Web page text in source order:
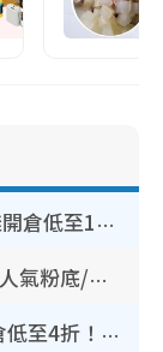
開倉優惠 | 尖沙咀海港城名牌波鞋開倉低至1折！On鞋$899起／Joy&Peace鞋履$98起
CHANEL美妝限時減價低至3折！人氣粉底/唇膏/精華液低至$275！COCO香水都有平
開倉優惠｜尖沙咀名牌行李箱開倉低至4折！一連5日 American Tourister/ace./Hallmark $200起！